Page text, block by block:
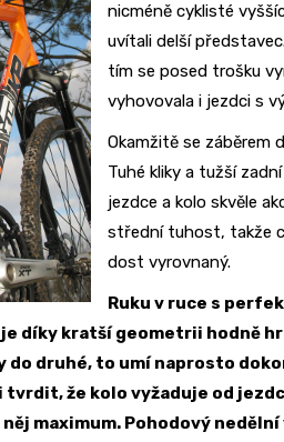
nicméně cyklisté
uvítali delší
tím se posed trošku
vyhovovala i jezdci s
Okamžitě se záběrem
Tuhé kliky a tužší
jezdce a kolo skvěle
střední tuhost, takže
dost vyrovnaný.
Ruku v ruce s
díky kratší geometrii hodně
do druhé, to umí naprosto
že kolo vyžaduje od
maximum. Pohodový